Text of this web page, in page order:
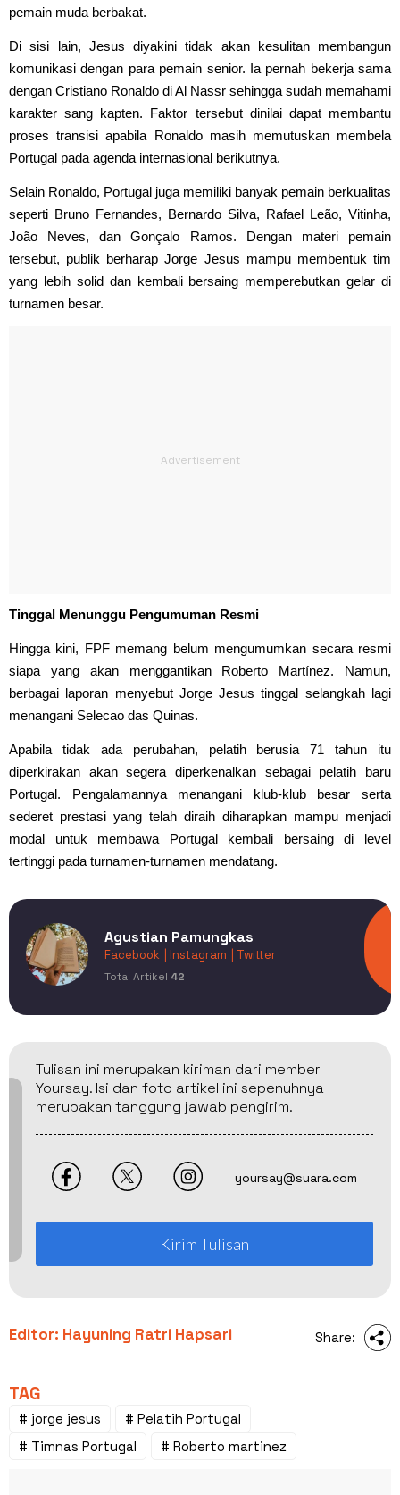
pemain muda berbakat.
Di sisi lain, Jesus diyakini tidak akan kesulitan membangun
komunikasi dengan para pemain senior. Ia pernah bekerja sama
dengan Cristiano Ronaldo di Al Nassr sehingga sudah memahami
karakter sang kapten. Faktor tersebut dinilai dapat membantu
proses transisi apabila Ronaldo masih memutuskan membela
Portugal pada agenda internasional berikutnya.
Selain Ronaldo, Portugal juga memiliki banyak pemain berkualitas
seperti Bruno Fernandes, Bernardo Silva, Rafael Leão, Vitinha,
João Neves, dan Gonçalo Ramos. Dengan materi pemain
tersebut, publik berharap Jorge Jesus mampu membentuk tim
yang lebih solid dan kembali bersaing memperebutkan gelar di
turnamen besar.
Tinggal Menunggu Pengumuman Resmi
Hingga kini, FPF memang belum mengumumkan secara resmi
siapa yang akan menggantikan Roberto Martínez. Namun,
berbagai laporan menyebut Jorge Jesus tinggal selangkah lagi
menangani Selecao das Quinas.
Apabila tidak ada perubahan, pelatih berusia 71 tahun itu
diperkirakan akan segera diperkenalkan sebagai pelatih baru
Portugal. Pengalamannya menangani klub-klub besar serta
sederet prestasi yang telah diraih diharapkan mampu menjadi
modal untuk membawa Portugal kembali bersaing di level
tertinggi pada turnamen-turnamen mendatang.
Agustian Pamungkas
Facebook | Instagram | Twitter
Total Artikel 42
Tulisan ini merupakan kiriman dari member
Yoursay. Isi dan foto artikel ini sepenuhnya
merupakan tanggung jawab pengirim.
yoursay@suara.com
Kirim Tulisan
Editor: Hayuning Ratri Hapsari Share:
TAG
# jorge jesus
# Pelatih Portugal
# Timnas Portugal
# Roberto martinez